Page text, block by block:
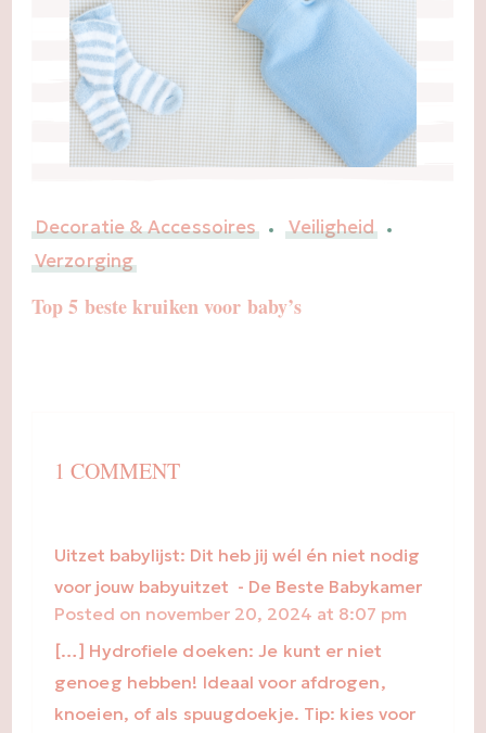
Decoratie & Accessoires
Veiligheid
Verzorging
Top 5 beste kruiken voor baby’s
1 COMMENT
Uitzet babylijst: Dit heb jij wél én niet nodig
voor jouw babyuitzet - De Beste Babykamer
Posted on november 20, 2024 at 8:07 pm
[…] Hydrofiele doeken: Je kunt er niet
genoeg hebben! Ideaal voor afdrogen,
knoeien, of als spuugdoekje. Tip: kies voor